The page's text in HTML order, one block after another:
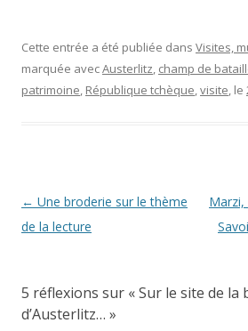
Cette entrée a été publiée dans Visites,
marquée avecAusterlitz, champ de
patrimoine, République tchèque,visite, le
Navigation
des
← Une broderie sur le thème
de la lecture
Marzi,
5 réflexions sur «Sur le site de la
d’Austerlitz… »